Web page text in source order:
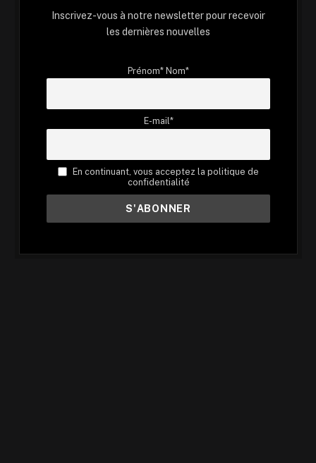
Inscrivez-vous à notre newsletter pour recevoir
les dernières nouvelles
Prénom* Nom*
E-mail*
En continuant, vous acceptez la politique de
confidentialité